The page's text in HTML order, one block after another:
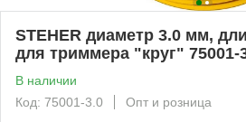
STEHER диаметр 3.0 мм,
для триммера "круг" 75001-
В наличии
Код: 75001-3.0
Опт и розница